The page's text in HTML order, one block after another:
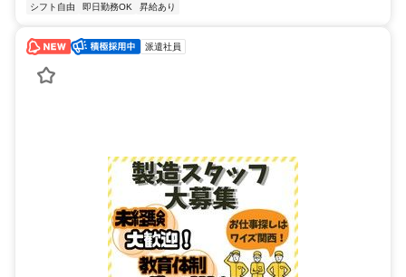
シフト自由 即日勤務OK 昇給あり
派遣社員